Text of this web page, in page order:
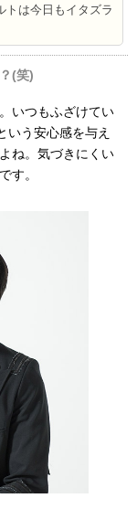
トは今日もイタズラ
(笑)
いつもふざけてい
いう安心感を与え
ね。気づきにくい
す。